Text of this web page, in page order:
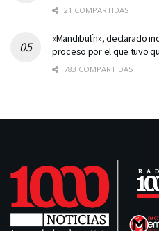
21 COMPARTIDAS
«Mandibulín», declarado
proceso por el que tuvo
783 COMPARTIDAS